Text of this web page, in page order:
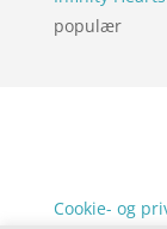
populær
Cookie- og